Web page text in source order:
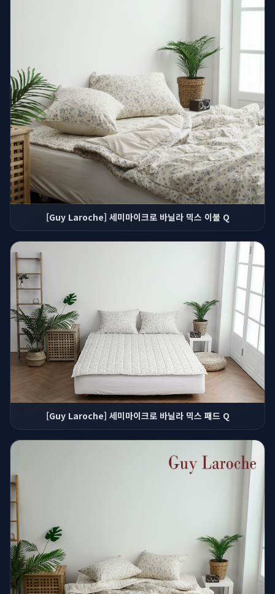
[Guy Laroche] 세미마이크로 바닐라 믹스 이불 Q
[Guy Laroche] 세미마이크로 바닐라 믹스 패드 Q